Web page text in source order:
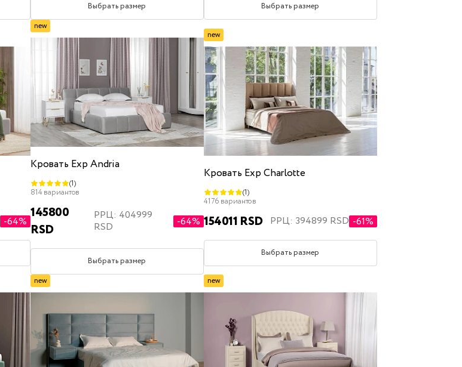
Выбрать размер Выбрать размер
-64%
new
Кровать Exp Andria
(1)
814 вариантов
145800
RSD
РРЦ: 404999
RSD
-64%
Выбрать размер
new
Кровать Exp Charlotte
(1)
4176 вариантов
154011 RSD РРЦ: 394899 RSD -61%
Выбрать размер
new new